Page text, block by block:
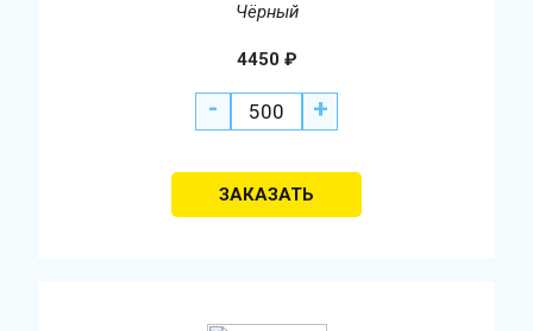
Чёрный
4450₽
- +